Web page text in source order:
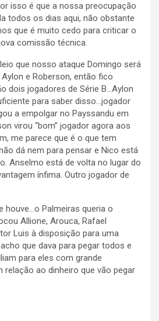
isso é que a nossa preocupação
todos os dias aqui, não obstante
que é muito cedo para criticar o
comissão técnica.
que nosso ataque Domingo será
e Roberson, então fico
dois jogadores de Série B…Aylon
para saber disso…jogador
a empolgar no Payssandu em
virou “bom” jogador agora aos
me parece que é o que tem
dá nem para pensar e Nico está
Anselmo está de volta no lugar do
ínfima. Outro jogador de
houve…o Palmeiras queria o
Allione, Arouca, Rafael
Luis à disposição para uma
que dava para pegar todos e
para eles com grande
relação ao dinheiro que vão pegar